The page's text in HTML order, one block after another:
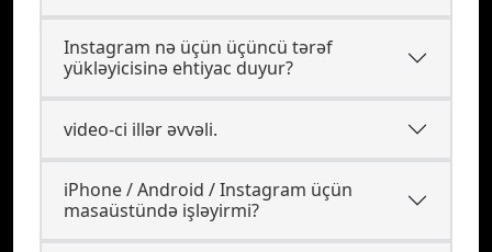
Instagram nə üçün üçüncü tərəf
yükləyicisinə ehtiyac duyur?
video-ci illər əvvəli.
iPhone / Android / Instagram üçün
masaüstündə işləyirmi?